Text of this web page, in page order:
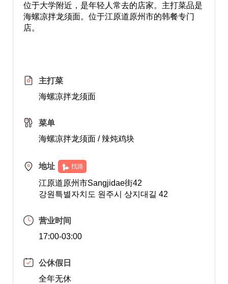
位于大学附近，是年轻人常去的店家。主打菜品是
海螺凉拌龙须面。位于江原道原州市的韩餐专门
店。
主打菜
海螺凉拌龙须面
菜单
海螺凉拌龙须面 / 辣炖鸡块
地址 找路
江原道原州市Sangjidae街42
강원특별자치도 원주시 상지대길 42
营业时间
17:00-03:00
公休假日
全年无休